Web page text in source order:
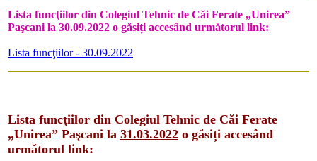
Lista funcţiilor din Colegiul Tehnic de Căi Ferate „Unirea”
Paşcani la 30.09.2022 o găsiți accesând următorul link:
Lista funcţiilor - 30.09.2022
Lista funcţiilor din Colegiul Tehnic de Căi Ferate
„Unirea” Paşcani la 31.03.2022 o găsiți accesând
următorul link: